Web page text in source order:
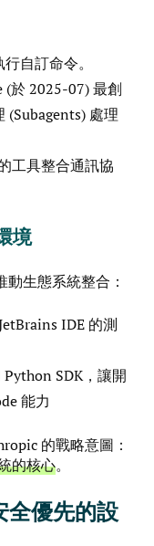
自訂命令。
(於 2025-07) 最創
(Subagents) 處理
工具整合通訊協
境
生態系統整合：
IDE 的測
Python SDK，讓開
能力
的戰略意圖：
的核心。
優先的設